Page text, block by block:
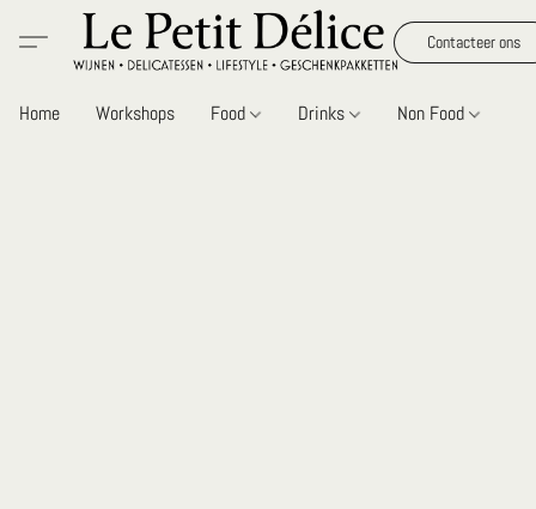
Contacteer ons
Home Workshops Food Drinks Non Food